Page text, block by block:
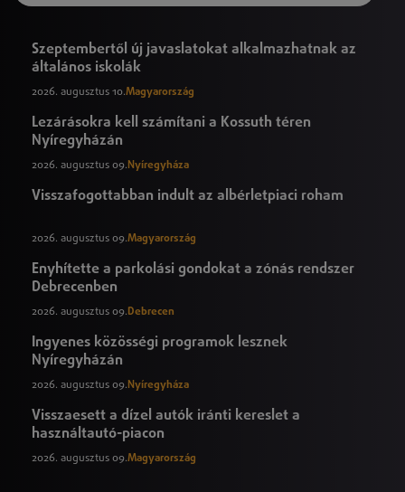
Szeptembertől új javaslatokat alkalmazhatnak az
általános iskolák
2026. augusztus 10.Magyarország
Lezárásokra kell számítani a Kossuth téren
Nyíregyházán
2026. augusztus 09. Nyíregyháza
Visszafogottabban indult az albérletpiaci roham
2026. augusztus 09.Magyarország
Enyhítette a parkolási gondokat a zónás rendszer
Debrecenben
2026. augusztus 09.Debrecen
Ingyenes közösségi programok lesznek
Nyíregyházán
2026. augusztus 09. Nyíregyháza
Visszaesett a dízel autók iránti kereslet a
használtautó-piacon
2026. augusztus 09.Magyarország